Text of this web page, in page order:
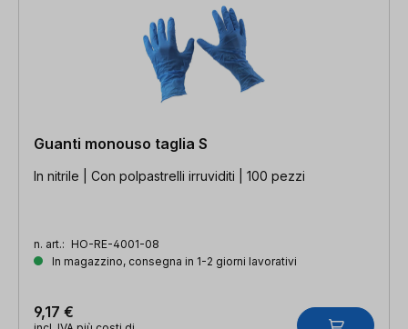
Guanti monouso taglia S
In nitrile | Con polpastrelli irruviditi | 100 pezzi
n. art.: HO-RE-4001-08
In magazzino, consegna in 1-2 giorni lavorativi
9,17 €